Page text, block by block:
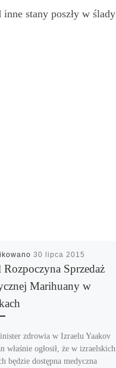
stany poszły w
30 lipca 2015
Rozpoczyna Sprzedaż
Marihuany w
zdrowia w Izraelu Yaakov
właśnie ogłosił, że w izraelskich
będzie dostępna medyczna